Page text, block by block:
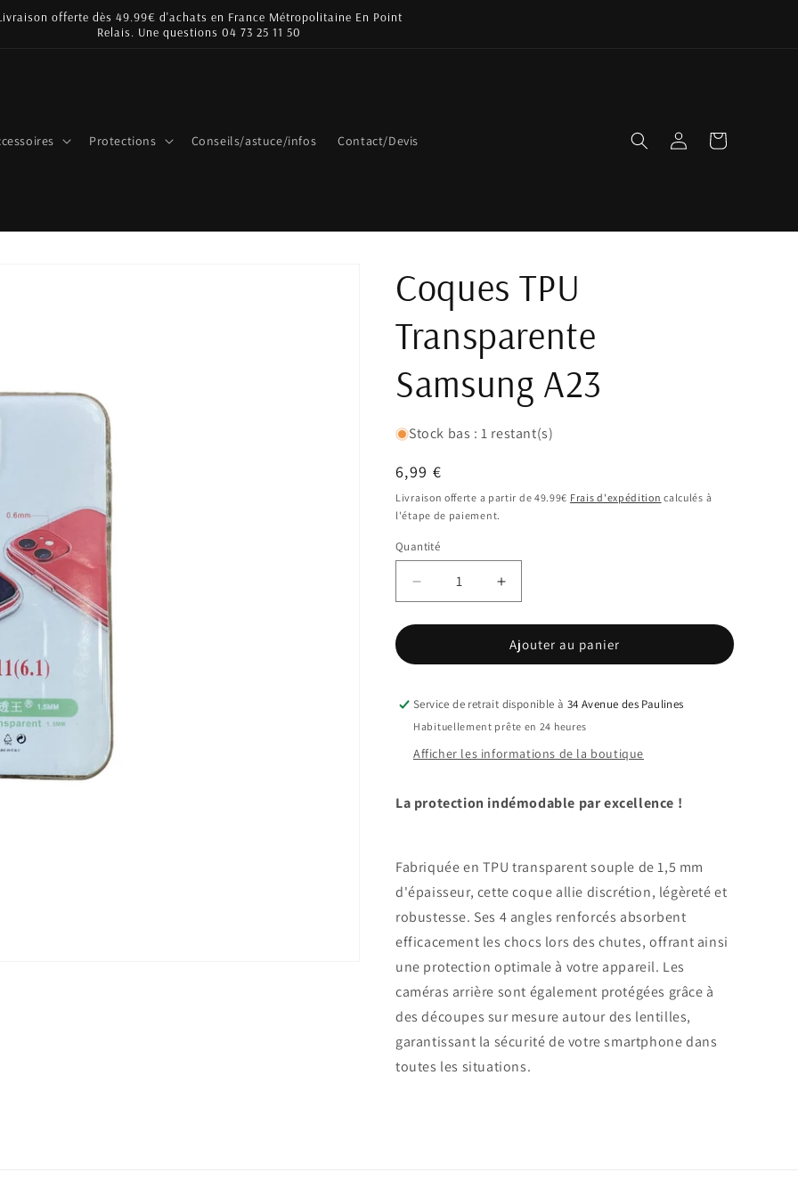
offerte dès 49.99€ d'achats en France Métropolitaine En Point
Relais. Une questions 04 73 25 11 50
Protections Conseils/astuce/infos Contact/Devis Connexion Panier
Coques TPU
Transparente
Samsung A23
Stock bas : 1 restant(s)
Prix
habituel
6,99 €
Livraison offerte a partir de 49.99€ Frais d'expédition calculés à
l'étape de paiement.
Quantité
Réduire
la
quantité
Coques
Transparente
Samsung
Augmenter
la
quantité
de
Coques
Transparente
Samsung
Ajouter au panier
Service de retrait disponible à 34 Avenue des Paulines
Habituellement prête en 24 heures
Afficher les informations de la boutique
La protection indémodable par excellence !
Fabriquée en TPU transparent souple de 1,5 mm
d'épaisseur, cette coque allie discrétion, légèreté et
robustesse. Ses 4 angles renforcés absorbent
efficacement les chocs lors des chutes, offrant ainsi
une protection optimale à votre appareil. Les
caméras arrière sont également protégées grâce à
des découpes sur mesure autour des lentilles,
garantissant la sécurité de votre smartphone dans
toutes les situations.